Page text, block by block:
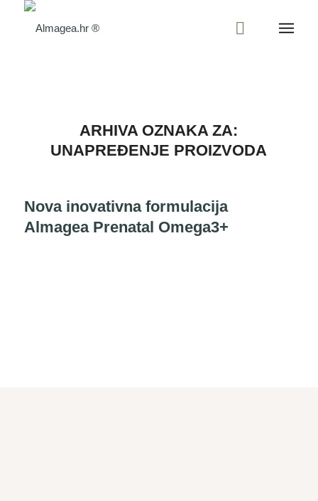
ARHIVA OZNAKA ZA:
UNAPREĐENJE PROIZVODA
Nova inovativna formulacija
Almagea Prenatal Omega3+